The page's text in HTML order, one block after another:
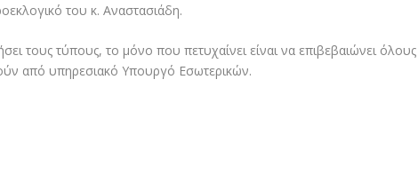
του κ. Αναστασιάδη.
τους τύπους, το μόνο που πετυχαίνει είναι να επιβεβαιώνει όλους
από υπηρεσιακό Υπουργό Εσωτερικών.